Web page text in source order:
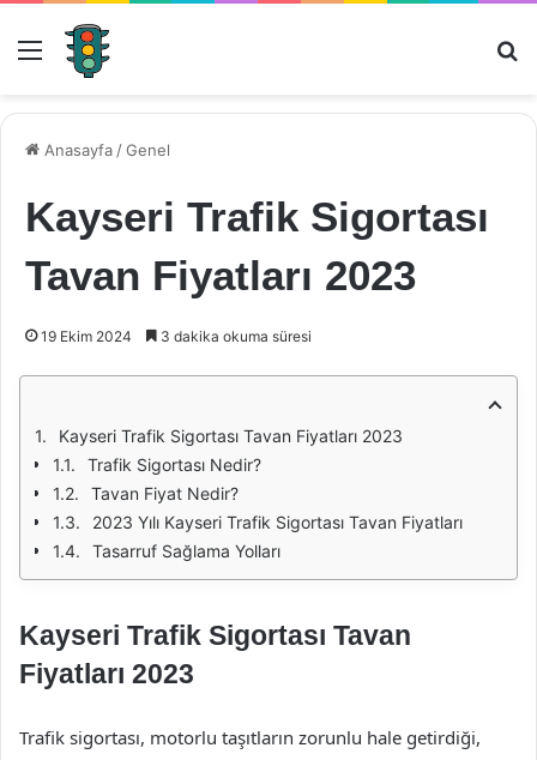
Menü
Anasayfa /Genel
Kayseri Trafik Sigortası
Tavan Fiyatları 2023
19 Ekim 2024 3 dakika okuma süresi
Kayseri Trafik Sigortası Tavan Fiyatları 2023
Trafik Sigortası Nedir?
Tavan Fiyat Nedir?
2023 Yılı Kayseri Trafik Sigortası Tavan Fiyatları
Tasarruf Sağlama Yolları
Kayseri Trafik Sigortası Tavan
Fiyatları 2023
Trafik sigortası, motorlu taşıtların zorunlu hale getirdiği,